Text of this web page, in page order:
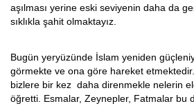
aşılması yerine eski seviyenin daha da
sıklıkla şahit olmaktayız.
Bugün yeryüzünde İslam yeniden
görmekte ve ona göre hareket etmektedir.
bizlere bir kez daha direnmekle nelerin
öğretti. Esmalar, Zeynepler, Fatmalar bu